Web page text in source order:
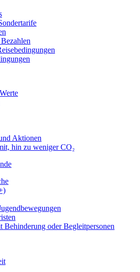
Aktionen
hin zu weniger CO₂
Behinderung oder Begleitpersonen